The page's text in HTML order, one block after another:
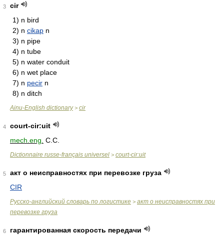
3
cir
1) n bird
2) n cikap n
3) n pipe
4) n tube
5) n water conduit
6) n wet place
7) n pecir n
8) n ditch
Ainu-English dictionary> cir
4
court-cir:uit
mech.eng. C.C.
Dictionnaire russe-français universel > court-cir:uit
5
акт о неисправностях при перевозке груза
CIR
Русско-английский словарь по логистике > акт о неисправностях при
перевозке груза
6
гарантированная скорость передачи